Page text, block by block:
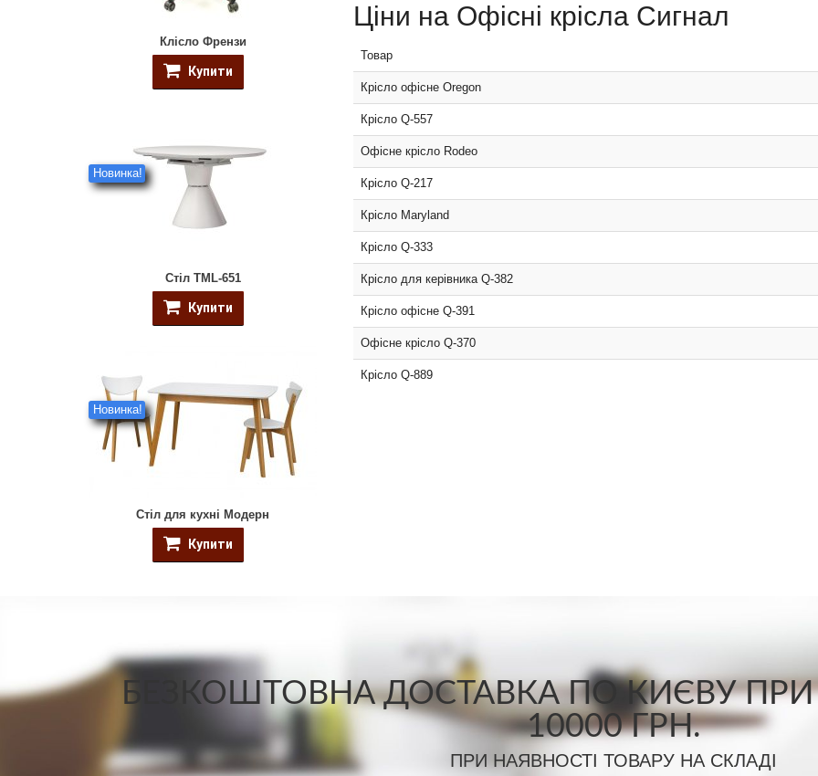
Клісло Френзи
Купити
Новинка!
Стіл TML-651
Купити
Новинка!
Стіл для кухні Модерн
Купити
Ціни на Офісні крісла Сигнал
Товар
Крісло офісне Oregon
Крісло Q-557
Офісне крісло Rodeo
Крісло Q-217
Крісло Maryland
Крісло Q-333
Крісло для керівника Q-382
Крісло офісне Q-391
Офісне крісло Q-370
Крісло Q-889
БЕЗКОШТОВНА ДОСТАВКА ПО КИЄВУ ПРИ
10000 ГРН.
ПРИ НАЯВНОСТІ ТОВАРУ НА СКЛАДІ